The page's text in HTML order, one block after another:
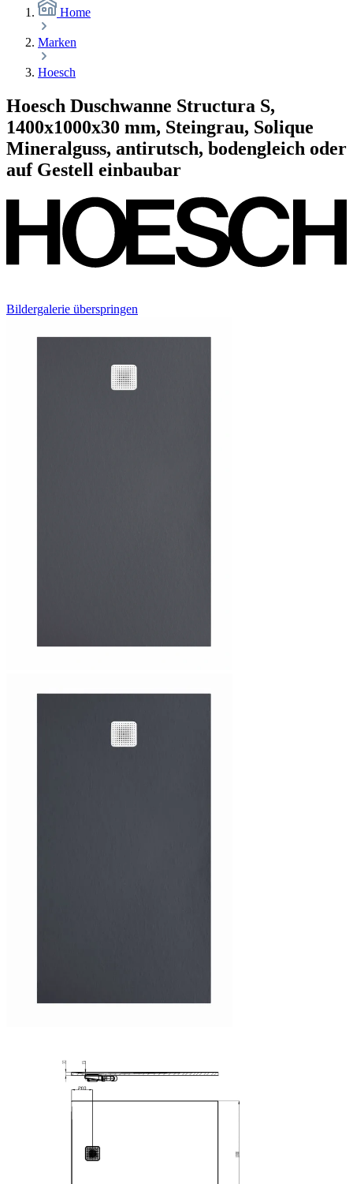
Home
Marken
Hoesch
Hoesch Duschwanne Structura S,
1400x1000x30 mm, Steingrau, Solique
Mineralguss, antirutsch, bodengleich oder
auf Gestell einbaubar
Bildergalerie überspringen